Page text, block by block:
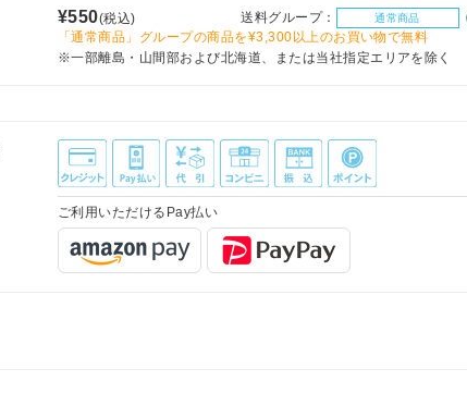
¥550(税込) 送料グループ： 通常商品
「通常商品」グループの商品を¥3,300以上のお買い物で無料
※一部離島・山間部および北海道、または当社指定エリアを除く
ご利用いただけるPay払い